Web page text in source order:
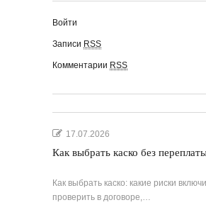
Войти
Записи RSS
Комментарии RSS
17.07.2026
Как выбрать каско без
Как выбрать каско: какие риски
проверить в договоре,…